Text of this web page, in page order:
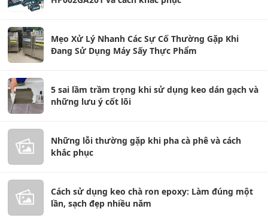
Mẹo Xử Lý Nhanh Các Sự Cố Thường Gặp Khi
Đang Sử Dụng Máy Sấy Thực Phẩm
5 sai lầm trầm trọng khi sử dụng keo dán gạch và
những lưu ý cốt lõi
Những lỗi thường gặp khi pha cà phê và cách
khắc phục
Cách sử dụng keo chà ron epoxy: Làm đúng một
lần, sạch đẹp nhiều năm